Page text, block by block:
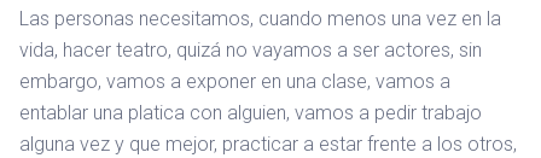
Las personas necesitamos, cuando menos una vez en la
vida, hacer teatro, quizá no vayamos a ser actores, sin
embargo, vamos a exponer en una clase, vamos a
entablar una platica con alguien, vamos a pedir trabajo
alguna vez y que mejor, practicar a estar frente a los otros,